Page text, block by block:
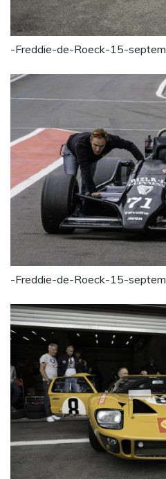
-Freddie-de-Roeck-15-
-Freddie-de-Roeck-15-